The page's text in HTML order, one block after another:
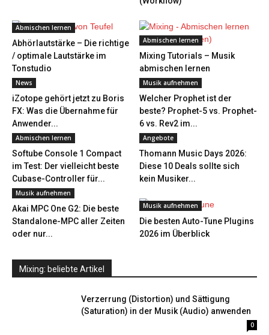
Abmischen lernen
Abhörlautstärke – Die richtige
/ optimale Lautstärke im
Tonstudio
Abmischen lernen
Mixing Tutorials – Musik
abmischen lernen
News
iZotope gehört jetzt zu Boris
FX: Was die Übernahme für
Anwender...
Musik aufnehmen
Welcher Prophet ist der
beste? Prophet-5 vs. Prophet-
6 vs. Rev2 im...
Abmischen lernen
Softube Console 1 Compact
im Test: Der vielleicht beste
Cubase-Controller für...
Angebote
Thomann Music Days 2026:
Diese 10 Deals sollte sich
kein Musiker...
Musik aufnehmen
Akai MPC One G2: Die beste
Standalone-MPC aller Zeiten
oder nur...
Musik aufnehmen
Die besten Auto-Tune Plugins
2026 im Überblick
Mixing: beliebte Artikel
Verzerrung (Distortion) und Sättigung
(Saturation) in der Musik (Audio) anwenden
0